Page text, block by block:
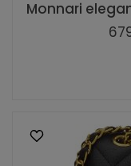
Monnari